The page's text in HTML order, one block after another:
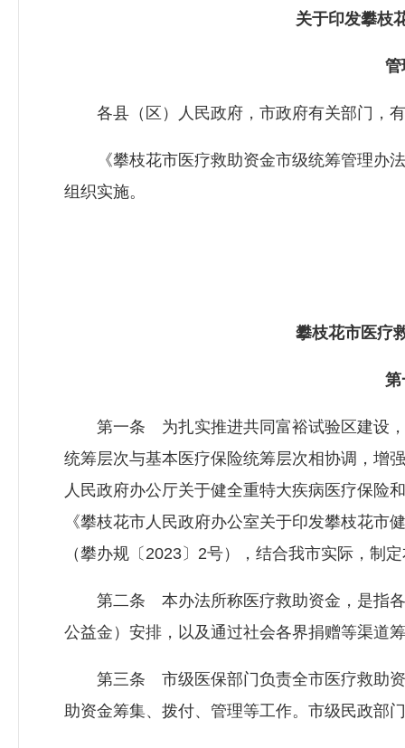
关于印发攀枝花
管理
各县（区）人民政府，市政府有关部门，
《攀枝花市医疗救助资金市级统筹管理办法
组织实施。
攀枝花市医疗救
第一条 为扎实推进共同富裕试验区建设，
统筹层次与基本医疗保险统筹层次相协调，增
人民政府办公厅关于健全重特大疾病医疗保险
《攀枝花市人民政府办公室关于印发攀枝花
（攀办规〔2023〕2号），结合我市实际，制
第二条 本办法所称医疗救助资金，是指各
公益金）安排，以及通过社会各界捐赠等渠道
第三条 市级医保部门负责全市医疗救助资
助资金筹集、拨付、管理等工作。市级民政部